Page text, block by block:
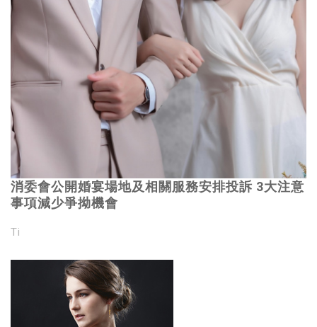
消委會公開婚宴場地及相關服務安排投訴 3大注意
事項減少爭拗機會
Ti